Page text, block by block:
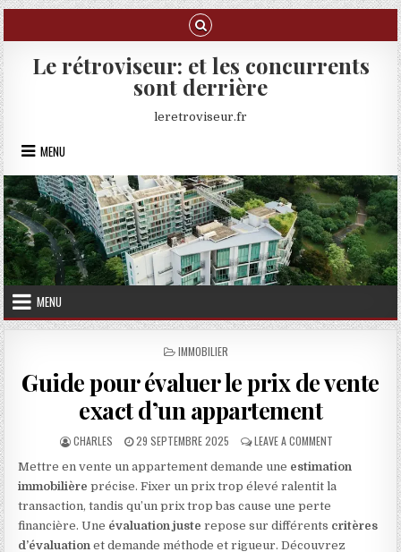
Skip to content
Le rétroviseur: et les concurrents
sont derrière
leretroviseur.fr
MENU
MENU
POSTED IN
IMMOBILIER
Guide pour évaluer le prix de vente
exact d’un appartement
AUTHOR:
CHARLES PUBLISHED DATE:
29 SEPTEMBRE 2025 LEAVE A COMMENTON GUIDE
Mettre en vente un appartement demande une estimation
immobilière précise. Fixer un prix trop élevé ralentit la
transaction, tandis qu’un prix trop bas cause une perte
financière. Une évaluation juste repose sur différents critères
d’évaluation et demande méthode et rigueur. Découvrez